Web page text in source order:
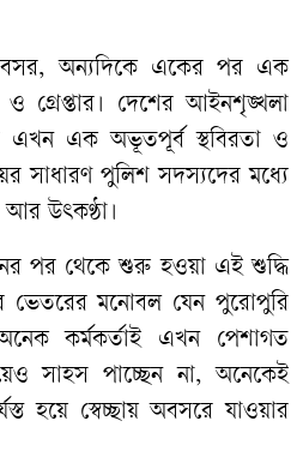
অন্যদিকে একের পর এক
ও গ্রেপ্তার। দেশের আইনশৃঙ্খলা
এখন এক অভূতপূর্ব স্থবিরতা ও
সাধারণ পুলিশ সদস্যদের মধ্যে
উৎকণ্ঠা।
পর থেকে শুরু হওয়া এই শুদ্ধি
ভেতরের মনোবল যেন পুরোপুরি
কর্মকর্তাই এখন পেশাগত
সাহস পাচ্ছেন না, অনেকেই
হয়ে স্বেচ্ছায় অবসরে যাওয়ার